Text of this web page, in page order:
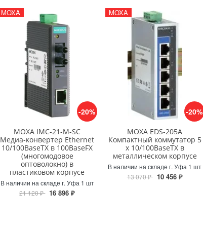
-20%
MOXA
MOXA IMC-21-M-SC
Медиа-конвертер Ethernet
10/100BaseTX в 100BaseFX
(многомодовое
оптоволокно) в
пластиковом корпусе
В наличии на складе г. Уфа 1 шт
21 120 ₽ 16 896 ₽
-20%
MOXA
MOXA EDS-205A
Компактный коммутатор 5
x 10/100BaseTX в
металлическом корпусе
В наличии на складе г. Уфа 1 шт
13 070 ₽ 10 456 ₽